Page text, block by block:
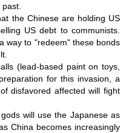
past.
the Chinese are holding US
US debt to communists.
way to "redeem" these bonds
(lead-based paint on toys,
for this invasion, a
disfavored affected will fight
will use the Japanese as
China becomes increasingly